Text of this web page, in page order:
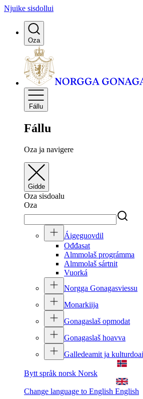
Njuike sisdollui
Oza
Fállu
Fállu
Oza ja navigere
Gidde
Oza sisdoalu
Oza
Áigeguovdil
Ođđasat
Almmolaš prográmma
Almmolaš sártnit
Vuorká
Norgga Gonagasviessu
Monarkiija
Gonagaslaš opmodat
Gonagaslaš hoavva
Galledeamit ja
Bytt språk norsk Norsk
Change language to English English